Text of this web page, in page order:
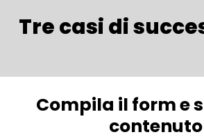
Tre casi di
Compila il form e
contenuto